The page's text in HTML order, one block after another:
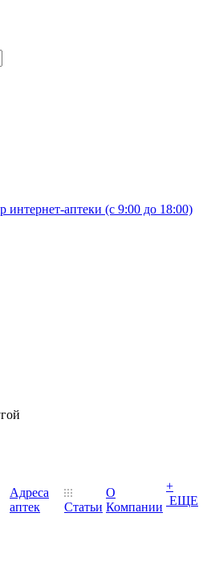
интернет-аптеки (с 9:00 до 18:00)
Адреса
аптек
Статьи
О
Компании
+
ЕЩЕ